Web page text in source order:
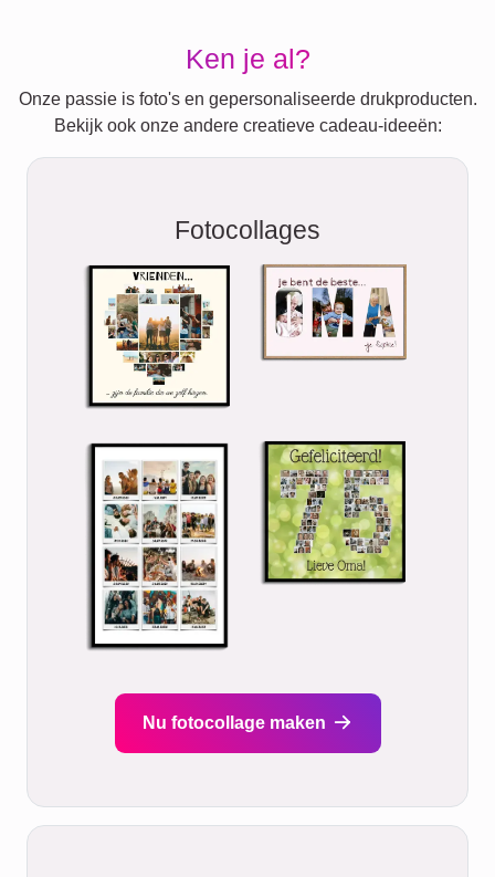
Ken je al?
Onze passie is foto's en gepersonaliseerde drukproducten.
Bekijk ook onze andere creatieve cadeau-ideeën:
Fotocollages
Nu fotocollage maken